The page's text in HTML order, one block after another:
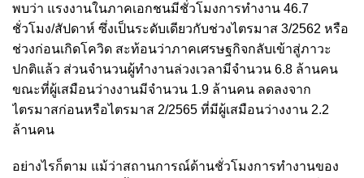
พบว่า แรงงานในภาคเอกชนมีชั่วโมงการทำงาน 46.7
ชั่วโมง/สัปดาห์ ซึ่งเป็นระดับเดียวกับช่วงไตรมาส 3/2562 หรือ
ช่วงก่อนเกิดโควิด สะท้อนว่าภาคเศรษฐกิจกลับเข้าสู่ภาวะ
ปกติแล้ว ส่วนจำนวนผู้ทำงานล่วงเวลามีจำนวน 6.8 ล้านคน
ขณะที่ผู้เสมือนว่างงานมีจำนวน 1.9 ล้านคน ลดลงจาก
ไตรมาสก่อนหรือไตรมาส 2/2565 ที่มีผู้เสมือนว่างงาน 2.2
ล้านคน
อย่างไรก็ตาม แม้ว่าสถานการณ์ด้านชั่วโมงการทำงานของ